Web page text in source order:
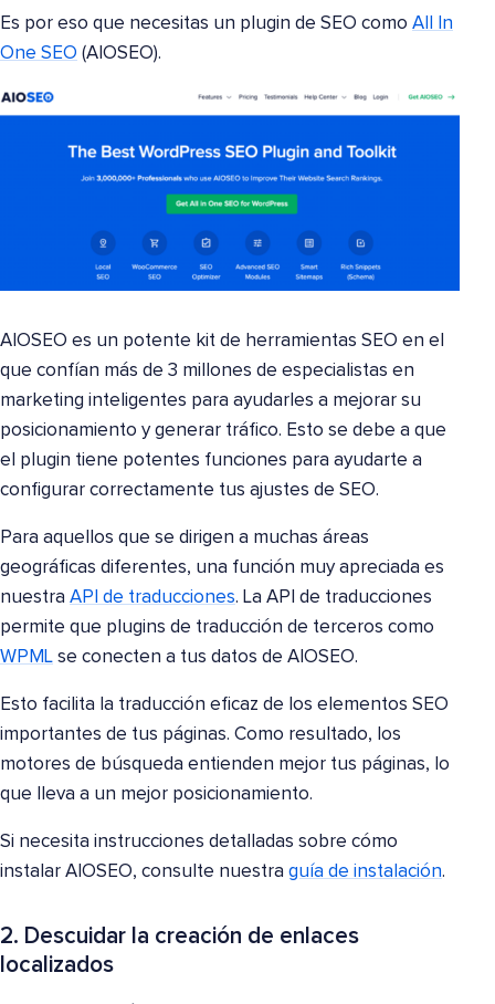
Es por eso que necesitas un plugin de SEO como All In
One SEO (AIOSEO).
AIOSEO es un potente kit de herramientas SEO en el
que confían más de 3 millones de especialistas en
marketing inteligentes para ayudarles a mejorar su
posicionamiento y generar tráfico. Esto se debe a que
el plugin tiene potentes funciones para ayudarte a
configurar correctamente tus ajustes de SEO.
Para aquellos que se dirigen a muchas áreas
geográficas diferentes, una función muy apreciada es
nuestra API de traducciones. La API de traducciones
permite que plugins de traducción de terceros como
WPML se conecten a tus datos de AIOSEO.
Esto facilita la traducción eficaz de los elementos SEO
importantes de tus páginas. Como resultado, los
motores de búsqueda entienden mejor tus páginas, lo
que lleva a un mejor posicionamiento.
Si necesita instrucciones detalladas sobre cómo
instalar AIOSEO, consulte nuestra guía de instalación.
2. Descuidar la creación de enlaces
localizados